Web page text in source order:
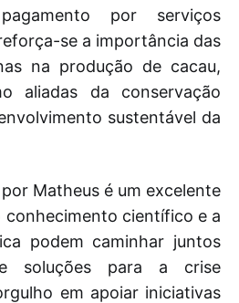
por serviços
se a importância das
na produção de cacau,
aliadas da conservação
sustentável da
Matheus é um excelente
conhecimento científico e a
podem caminhar juntos
soluções para a crise
em apoiar iniciativas